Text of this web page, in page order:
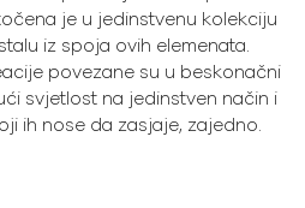
je u jedinstvenu kolekciju
iz spoja ovih elemenata.
povezane su u beskonačni
svjetlost na jedinstven način i
ih nose da zasjaje, zajedno.